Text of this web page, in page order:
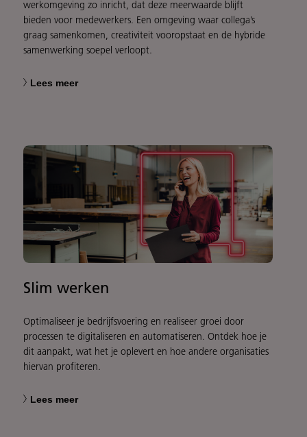
werkomgeving zo inricht, dat deze meerwaarde blijft
bieden voor medewerkers. Een omgeving waar collega’s
graag samenkomen, creativiteit vooropstaat en de hybride
samenwerking soepel verloopt.
Lees meer
Slim werken
Optimaliseer je bedrijfsvoering en realiseer groei door
processen te digitaliseren en automatiseren. Ontdek hoe je
dit aanpakt, wat het je oplevert en hoe andere organisaties
hiervan profiteren.
Lees meer